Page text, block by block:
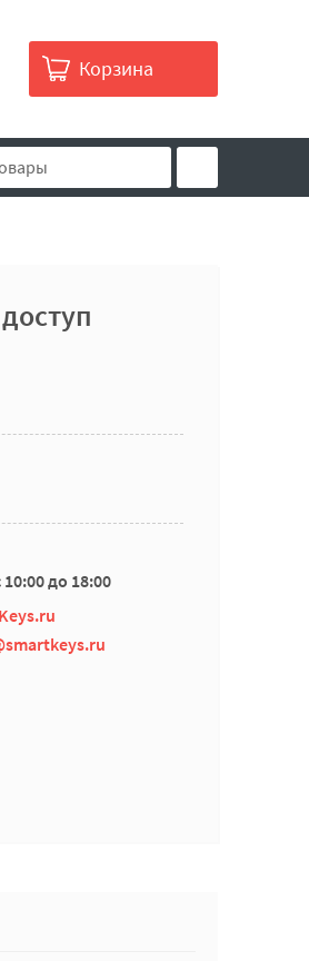
Корзина
до 18:00